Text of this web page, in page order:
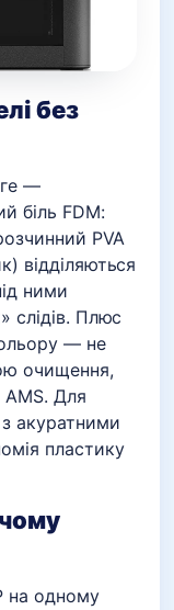
без
—
біль FDM:
PVA
відділяються
ними
слідів. Плюс
— не
очищення,
Для
акуратними
пластику
на одному